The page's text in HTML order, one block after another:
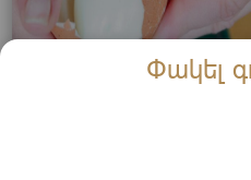
Փակել